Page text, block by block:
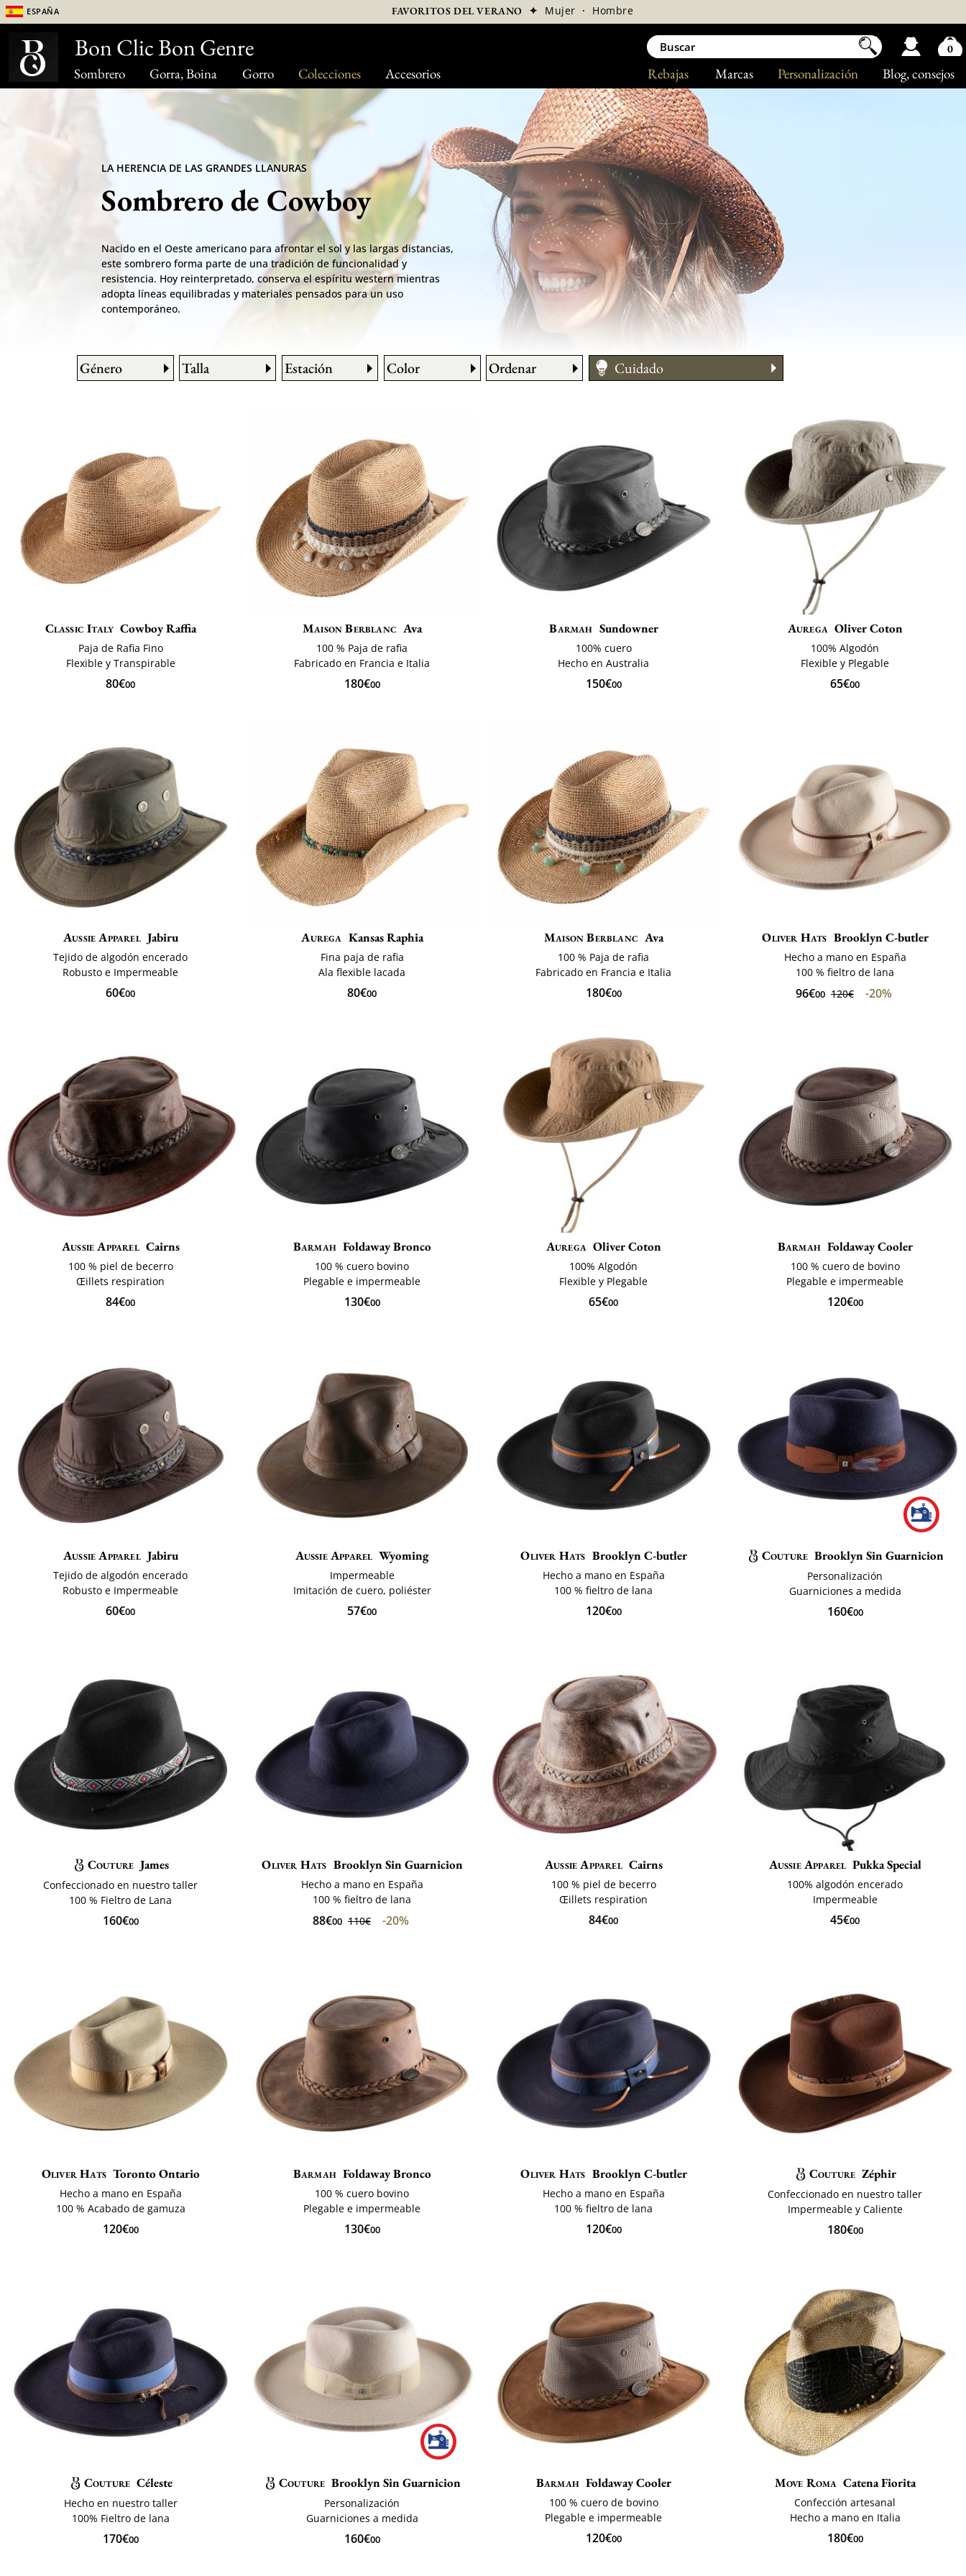
Sombrero Gorra, Boina Gorro Colecciones Accesorios Blog, consejos
Personalización
Marcas
Rebajas
España FAVORITOS DEL VERANO ✦ Mujer · Hombre
LA HERENCIA DE LAS GRANDES LLANURAS
Sombrero de Cowboy
Nacido en el Oeste americano para afrontar el sol y las largas distancias,
este sombrero forma parte de una tradición de funcionalidad y
resistencia. Hoy reinterpretado, conserva el espíritu western mientras
adopta líneas equilibradas y materiales pensados para un uso
contemporáneo.
Género Talla Estación Color Ordenar
Cuidado
Cómo llevarlo
Classic Italy Cowboy Raffia
Paja de Rafia Fino
Flexible y Transpirable
80€00
Maison Berblanc Ava
100 % Paja de rafia
Fabricado en Francia e Italia
180€00
Barmah Sundowner
100% cuero
Hecho en Australia
150€00
Aurega Oliver Coton
100% Algodón
Flexible y Plegable
65€00
Aussie Apparel Jabiru
Tejido de algodón encerado
Robusto e Impermeable
60€00
Aurega Kansas Raphia
Fina paja de rafia
Ala flexible lacada
80€00
Maison Berblanc Ava
100 % Paja de rafia
Fabricado en Francia e Italia
180€00
Oliver Hats Brooklyn C-butler
Hecho a mano en España
100 % fieltro de lana
96€00 120€ -20%
Aussie Apparel Cairns
100 % piel de becerro
Œillets respiration
84€00
Barmah Foldaway Bronco
100 % cuero bovino
Plegable e impermeable
130€00
Aurega Oliver Coton
100% Algodón
Flexible y Plegable
65€00
Barmah Foldaway Cooler
100 % cuero de bovino
Plegable e impermeable
120€00
Aussie Apparel Jabiru
Tejido de algodón encerado
Robusto e Impermeable
60€00
Aussie Apparel Wyoming
Impermeable
Imitación de cuero, poliéster
57€00
Oliver Hats Brooklyn C-butler
Hecho a mano en España
100 % fieltro de lana
120€00
Couture Brooklyn Sin Guarnicion
Personalización
Guarniciones a medida
160€00
Couture James
Confeccionado en nuestro taller
100 % Fieltro de Lana
160€00
Oliver Hats Brooklyn Sin Guarnicion
Hecho a mano en España
100 % fieltro de lana
88€00 110€ -20%
Aussie Apparel Cairns
100 % piel de becerro
Œillets respiration
84€00
Aussie Apparel Pukka Special
100% algodón encerado
Impermeable
45€00
Oliver Hats Toronto Ontario
Hecho a mano en España
100 % Acabado de gamuza
120€00
Barmah Foldaway Bronco
100 % cuero bovino
Plegable e impermeable
130€00
Oliver Hats Brooklyn C-butler
Hecho a mano en España
100 % fieltro de lana
120€00
Couture Zéphir
Confeccionado en nuestro taller
Impermeable y Caliente
180€00
Couture Céleste
Hecho en nuestro taller
100% Fieltro de lana
170€00
Couture Brooklyn Sin Guarnicion
Personalización
Guarniciones a medida
160€00
Barmah Foldaway Cooler
100 % cuero de bovino
Plegable e impermeable
120€00
Move Roma Catena Fiorita
Confección artesanal
Hecho a mano en Italia
180€00
Bon Clic Bon Genre 0